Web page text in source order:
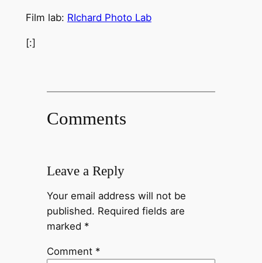
Film lab: RIchard Photo Lab
[:]
Comments
Leave a Reply
Your email address will not be
published. Required fields are
marked *
Comment *